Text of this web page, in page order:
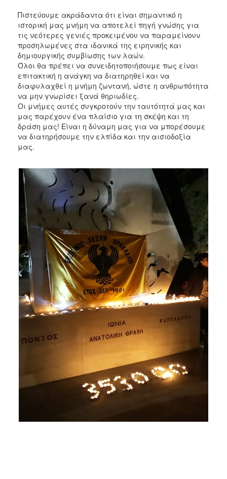
Πιστεύουμε ακράδαντα ότι είναι σημαντικό η
ιστορική μας μνήμη να αποτελεί πηγή γνώσης για
τις νεότερες γενιές προκειμένου να παραμείνουν
προσηλωμένες στα ιδανικά της ειρηνικής και
δημιουργικής συμβίωσης των λαών.
Όλοι θα πρέπει να συνειδητοποιήσουμε πως είναι
επιτακτική η ανάγκη να διατηρηθεί και να
διαφυλαχθεί η μνήμη ζωντανή, ώστε η ανθρωπότητα
να μην γνωρίσει ξανά θηριωδίες.
Οι μνήμες αυτές συγκροτούν την ταυτότητά μας και
μας παρέχουν ένα πλαίσιο για τη σκέψη και τη
δράση μας! Είναι η δύναμη μας για να μπορέσουμε
να διατηρήσουμε την ελπίδα και την αισιοδοξία
μας.